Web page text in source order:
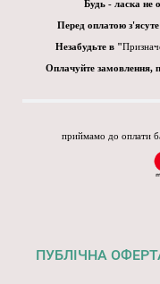
Будь - ласка не
Перед оплатою з'ясуте
Незабудьте в "
Оплачуйте замовлення,
приймамо до оплати
ПУБЛІЧНА